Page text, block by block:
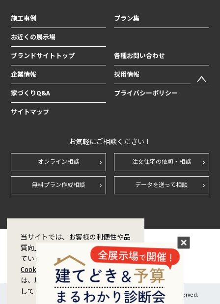
施工事例 プラン集
お近くの展示場
ブランドサイトトップ 各種お問い合わせ
企業情報 採用情報
家づくりQ&A プライバシーポリシー
サイトマップ
お気軽にご相談ください！
オンライン相談 注文住宅の依頼・相談
無料プラン作成相談 データを送って相談
Copyright © 1998-2026 ZERO CORPORATION Co.,Ltd. All rights reserved.
当サイトでは、お客様の利便性や品
質向上のためCookie技術を使用し
ています。Cookieの利用および
Cookieポリシーに同意をする場合
は、以下の「同意する」ボタンを押
してください。